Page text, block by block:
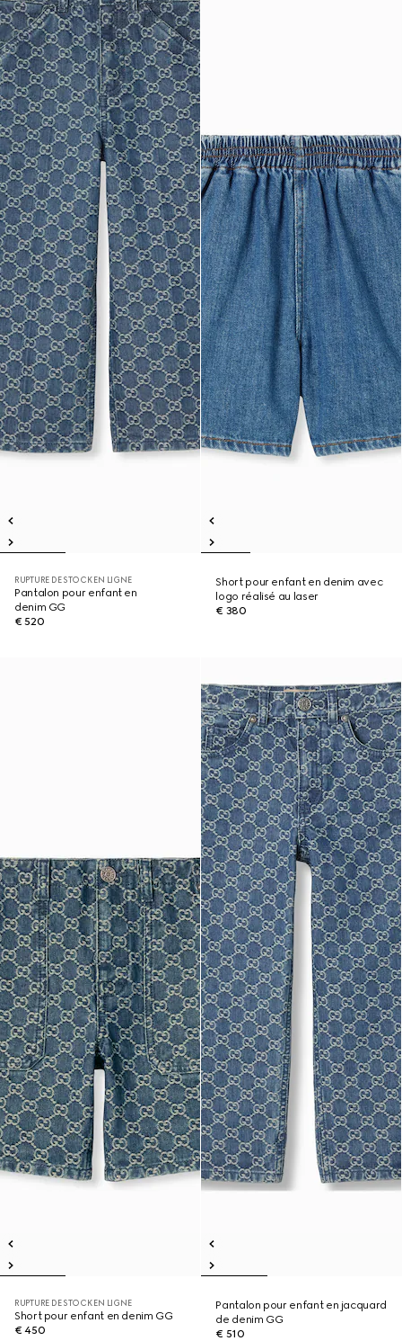
RUPTURE DE STOCK EN LIGNE
Pantalon pour enfant en
denim GG
€ 520
Short pour enfant en denim avec
logo réalisé au laser
€ 380
RUPTURE DE STOCK EN LIGNE
Short pour enfant en denim GG
€ 450
Pantalon pour enfant en jacquard
de denim GG
€ 510